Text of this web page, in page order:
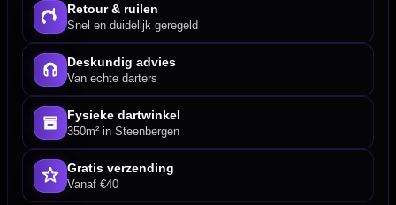
Retour & ruilen
Snel en duidelijk geregeld
Deskundig advies
Van echte darters
Fysieke dartwinkel
350m² in Steenbergen
Gratis verzending
Vanaf €40